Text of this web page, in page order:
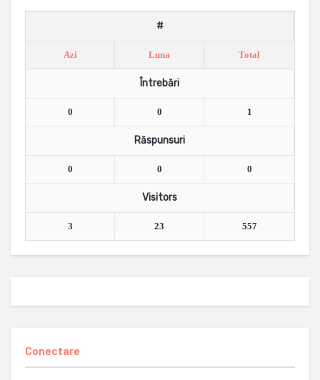
#
Azi Luna Total
Întrebări
0 0 1
Răspunsuri
0 0 0
Visitors
3 23 557
Conectare